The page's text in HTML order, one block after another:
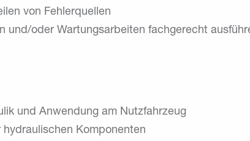
von Fehlerquellen
und/oder Wartungsarbeiten fachgerecht
und Anwendung am Nutzfahrzeug
Komponenten